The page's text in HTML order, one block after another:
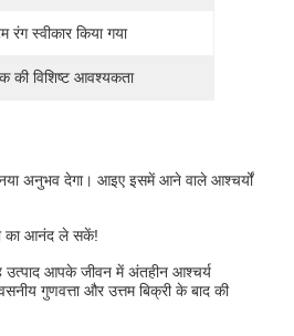
रंग स्वीकार किया गया
की विशिष्ट आवश्यकता
अनुभव देगा। आइए इसमें आने वाले आश्चर्यों
का आनंद ले सकें!
आपके जीवन में अंतहीन आश्चर्य
गुणवत्ता और उत्तम बिक्री के बाद की